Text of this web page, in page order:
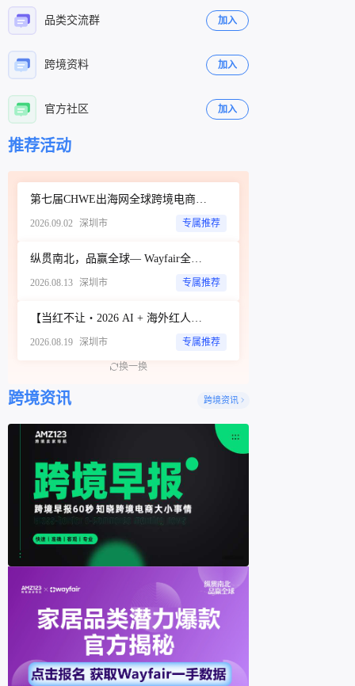
品类交流群 加入
跨境资料 加入
官方社区 加入
立即扫码咨询 立即扫码咨询
推荐活动
第七届CHWE出海网全球跨境电商展（深圳）秋季展
2026.09.02 深圳市 专属推荐
纵贯南北，品赢全球— Wayfair全品类招商城市巡回Workshop（深圳站）
2026.08.13 深圳市 专属推荐
【当红不让・2026 AI + 海外红人营销大会暨 WotoHub 卖家大会】
2026.08.19 深圳市 专属推荐
换一换
跨境资讯 跨境资讯